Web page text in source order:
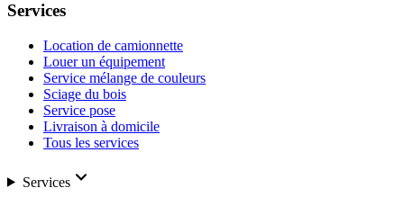
Services
Location de camionnette
Louer un équipement
Service mélange de couleurs
Sciage du bois
Service pose
Livraison à domicile
Tous les services
Services